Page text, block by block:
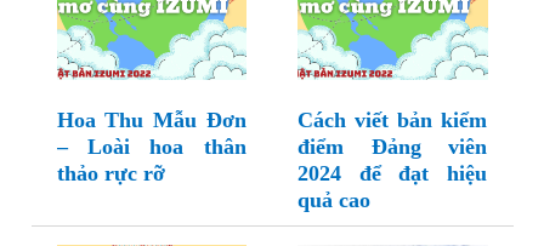
Hoa Thu Mẫu Đơn
– Loài hoa thân
thảo rực rỡ
Cách viết bản kiểm
điểm Đảng viên
2024 để đạt hiệu
quả cao